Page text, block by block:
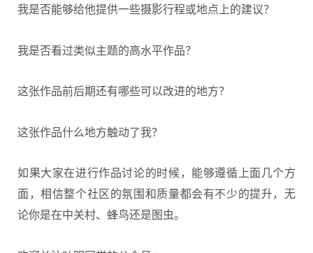
我是否能够给他提供一些摄影行程或地点上的建议？
我是否看过类似主题的高水平作品？
这张作品前后期还有哪些可以改进的地方？
这张作品什么地方触动了我？
如果大家在进行作品讨论的时候，能够遵循上面几个方
面，相信整个社区的氛围和质量都会有不少的提升，无
论你是在中关村、蜂鸟还是图虫。